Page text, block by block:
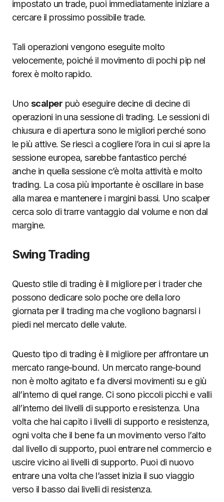
impostato un trade, puoi immediatamente iniziare a
cercare il prossimo possibile trade.
Tali operazioni vengono eseguite molto
velocemente, poiché il movimento di pochi pip nel
forex è molto rapido.
Uno scalper può eseguire decine di decine di
operazioni in una sessione di trading. Le sessioni di
chiusura e di apertura sono le migliori perché sono
le più attive. Se riesci a cogliere l’ora in cui si apre la
sessione europea, sarebbe fantastico perché
anche in quella sessione c’è molta attività e molto
trading. La cosa più importante è oscillare in base
alla marea e mantenere i margini bassi. Uno scalper
cerca solo di trarre vantaggio dal volume e non dal
margine.
Swing Trading
Questo stile di trading è il migliore per i trader che
possono dedicare solo poche ore della loro
giornata per il trading ma che vogliono bagnarsi i
piedi nel mercato delle valute.
Questo tipo di trading è il migliore per affrontare un
mercato range-bound. Un mercato range-bound
non è molto agitato e fa diversi movimenti su e giù
all’interno di quel range. Ci sono piccoli picchi e valli
all’interno dei livelli di supporto e resistenza. Una
volta che hai capito i livelli di supporto e resistenza,
ogni volta che il bene fa un movimento verso l’alto
dal livello di supporto, puoi entrare nel commercio e
uscire vicino ai livelli di supporto. Puoi di nuovo
entrare una volta che l’asset inizia il suo viaggio
verso il basso dai livelli di resistenza.